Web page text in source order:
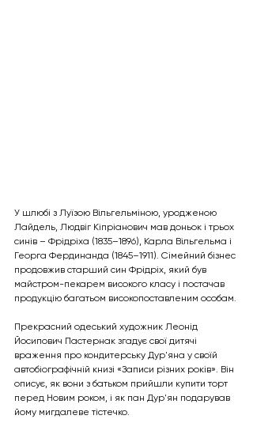
У шлюбі з Луїзою Вільгельміною, уродженою
Лайдель, Людвіг Кіпріанович мав доньок і трьох
синів – Фрідріха (1835–1896), Карла Вільгельма і
Георга Фердинанда (1845–1911). Сімейний бізнес
продовжив старший син Фрідріх, який був
майстром-пекарем високого класу і постачав
продукцію багатьом високопоставленим особам.
Прекрасний одеський художник Леонід
Йосипович Пастернак згадує свої дитячі
враження про кондитерську Дур'яна у своїй
автобіографічній книзі «Записи різних років». Він
описує, як вони з батьком прийшли купити торт
перед Новим роком, і як пан Дур'ян подарував
йому мигдалеве тістечко.